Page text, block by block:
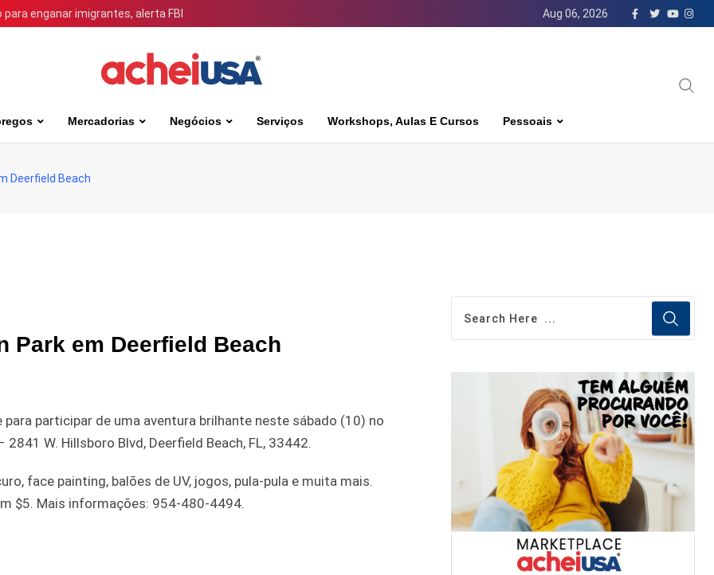
enganar imigrantes, alerta FBI Aug 06, 2026
Mercadorias Negócios Serviços Workshops, Aulas E Cursos Pessoais
Deerfield Beach
Park em Deerfield Beach
participar de uma aventura brilhante neste sábado (10) no
W. Hillsboro Blvd, Deerfield Beach, FL, 33442.
face painting, balões de UV, jogos, pula-pula e muita mais.
$5. Mais informações: 954-480-4494.